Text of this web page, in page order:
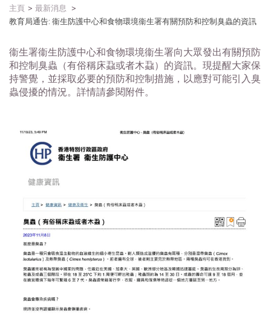
主頁
最新消息
教育局通告: 衞生防護中心和食物環境衞生署有關預防和控制臭蟲的資訊
衞生署衞生防護中心和食物環境衞生署向大眾發出有關預防
和控制臭蟲（有俗稱床蝨或者木蝨）的資訊。現提醒大家保
持警覺， 並採取必要的預防和控制措施，以應對可能引入臭
蟲侵擾的情況。 詳情請參閱附件。